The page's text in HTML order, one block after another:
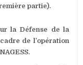
DE
L’ASSEMBLÉE
partie).
la Défense de la
de l’opération